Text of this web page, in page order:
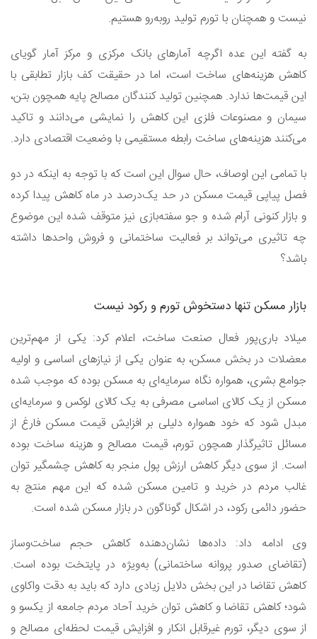
نیست و همچنان با تورم تولید روبه‌رو هستیم.
به گفته این عده اگرچه آمار‌های بانک مرکزی و مرکز آمار گویای
کاهش هزینه‌های ساخت است، اما در حقیقت کف بازار تطابقی با
این قیمت‌ها ندارد. همچنین تولید کنندگان مصالح پایه همچون بتن،
سیمان و مصنوعات فلزی این کاهش را نمایشی می‌دانند و تاکید
می‌کنند هزینه‌های ساخت رابطه مستقیمی با وضعیت اقتصادی دارد.
با تمامی این اوصاف، حال سوال این است که با توجه به اینکه در دو
فصل پیاپی قیمت مسکن در حد یک‌درصد در ماه کاهش پیدا کرده
و بازار کنونی آرام شده و جو سفته‌بازی نیز متوقف شده این موضوع
چه تاثیری می‌تواند بر فعالیت ساختمانی و فروش واحد‌ها داشته
باشد؟
بازار مسکن تنها دستخوش تورم و رکود نیست
میلاد باری‌پور فعال صنعت ساخت، اعلام کرد: یکی از مهم‌ترین
معضلات در بخش مسکن، به عنوان یکی از نیاز‌های اساسی و اولیه
جوامع بشری، همواره نگاه سرمایه‌ای به مسکن بوده که موجب شده
مسکن از یک کالای اساسی مصرفی به یک کالای لوکس و سرمایه‌ای
مبدل شود که خود همواره دلیلی بر افزایش قیمت مسکن فارغ از
مسائل تاثیر‌گذار همچون تورم، قیمت مصالح و هزینه ساخت بوده
است. از سوی دیگر کاهش ارزش پول منجر به کاهش چشمگیر توان
غالب مردم در خرید و تامین مسکن شده که این مهم منتج به
حضور دائمی رکود، در اشکال گوناگون در بازار مسکن شده است.
وی ادامه داد: داده‌ها نشان‌دهنده کاهش حجم ساخت‌وساز
(تقاضای صدور پروانه ساختمانی) به‌ویژه در پایتخت بوده است.
کاهش تقاضا در این بخش دلایل زیادی دارد که باید به دقت واکاوی
شود؛ کاهش تقاضا و کاهش توان خرید آحاد مردم جامعه از یکسو و
از سوی دیگر، تورم غیر‌قابل انکار و افزایش قیمت لحظه‌ای مصالح و